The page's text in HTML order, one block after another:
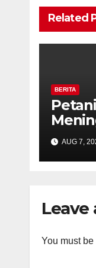
Related
BERITA
AUG 7,
Leave
You must be